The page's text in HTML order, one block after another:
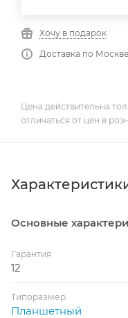
Хочу в подарок
Доставка по
Цена действительна
отличаться от цен в
Основные
Гарантия
12
Типоразмер
Планшетный